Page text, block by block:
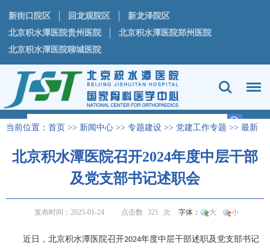
新街口院区 回龙观院区
新龙泽院区
北京积水潭医院贵州医院
北京积水潭医院郑州医院
北京积水潭医院聊城医院
当前位置： 首页 >> 新闻中心 >> 专题建设 >> 党建工作专题 >> 最新
北京积水潭医院召开2024年度中层干部
及党支部书记述职会
发布时间：2025-01-24 点击数 321 次 字体： 大 小
近日，北京积水潭医院召开2024年度中层干部述职及党支部书记